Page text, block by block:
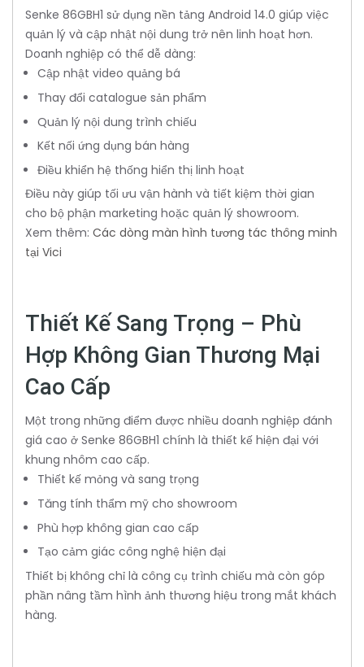
Senke 86GBH1 sử dụng nền tảng Android 14.0 giúp việc
quản lý và cập nhật nội dung trở nên linh hoạt hơn.
Doanh nghiệp có thể dễ dàng:
Cập nhật video quảng bá
Thay đổi catalogue sản phẩm
Quản lý nội dung trình chiếu
Kết nối ứng dụng bán hàng
Điều khiển hệ thống hiển thị linh hoạt
Điều này giúp tối ưu vận hành và tiết kiệm thời gian
cho bộ phận marketing hoặc quản lý showroom.
Xem thêm: Các dòng màn hình tương tác thông minh
tại Vici
Thiết Kế Sang Trọng – Phù
Hợp Không Gian Thương Mại
Cao Cấp
Một trong những điểm được nhiều doanh nghiệp đánh
giá cao ở Senke 86GBH1 chính là thiết kế hiện đại với
khung nhôm cao cấp.
Thiết kế mỏng và sang trọng
Tăng tính thẩm mỹ cho showroom
Phù hợp không gian cao cấp
Tạo cảm giác công nghệ hiện đại
Thiết bị không chỉ là công cụ trình chiếu mà còn góp
phần nâng tầm hình ảnh thương hiệu trong mắt khách
hàng.